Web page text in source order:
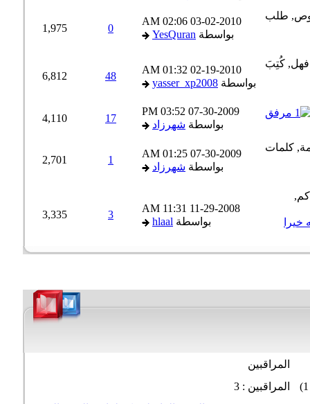
03-02-2010
02:06 AM
بواسطةYesQuran
1,975
02-19-2010
01:32 AM
بواسطةyasser_xp2008
48
6,812
07-30-2009
03:52 PM
بواسطةشهرزاد
17
4,110
07-30-2009
01:25 AM
بواسطةشهرزاد
2,701
11-29-2008
11:31 AM
بواسطةhlaal
3,335
المراقبين
المراقبين : 3